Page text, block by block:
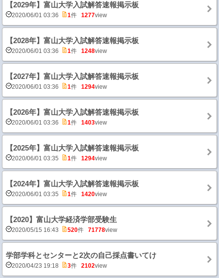
【2029年】富山大学入試解答速報掲示板
2020/06/01 03:36 1件 1277view
【2028年】富山大学入試解答速報掲示板
2020/06/01 03:36 1件 1248view
【2027年】富山大学入試解答速報掲示板
2020/06/01 03:36 1件 1294view
【2026年】富山大学入試解答速報掲示板
2020/06/01 03:36 1件 1403view
【2025年】富山大学入試解答速報掲示板
2020/06/01 03:35 1件 1294view
【2024年】富山大学入試解答速報掲示板
2020/06/01 03:35 1件 1420view
【2020】富山大学経済学部受験生
2020/05/15 16:43 520件 71778view
学部学科とセンターと2次の自己採点書いてけ
2020/04/23 19:18 3件 2102view